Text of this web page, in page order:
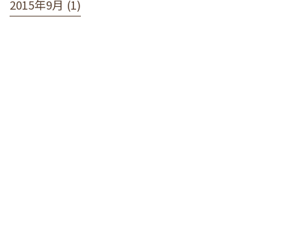
2015年9月 (1)